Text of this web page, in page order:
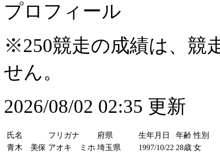
プロフィール
※250競走の成績は、競
せん。
2026/08/02 02:35 更新
氏名 フリガナ 府県 生年月日 年齢 性別
青木 美保 アオキ ミホ 埼玉県 1997/10/22 28歳 女